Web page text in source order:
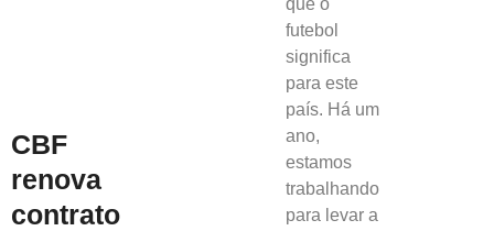
CBF
renova
contrato
que o
futebol
significa
para este
país. Há um
ano,
estamos
trabalhando
para levar a